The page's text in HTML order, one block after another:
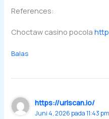
References:
Choctaw casino pocola
Balas
https://urlscan.io/
Juni 4, 2026 pada 11:43 pm